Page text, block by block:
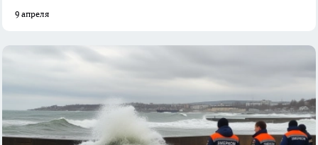
9 апреля